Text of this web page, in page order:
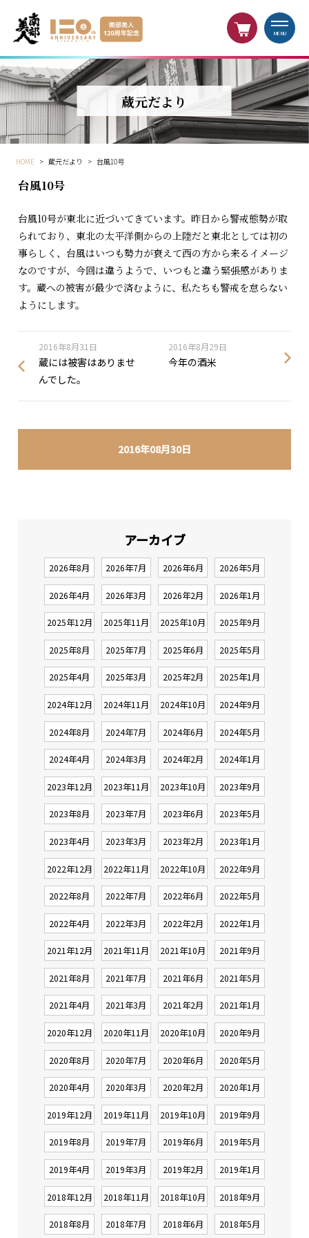
MENU
蔵元だより
HOME > 蔵元だより > 台風10号
2016年08月30日
台風10号
台風10号が東北に近づいてきています。昨日から警戒態勢が取
られており、東北の太平洋側からの上陸だと東北としては初の
事らしく、台風はいつも勢力が衰えて西の方から来るイメージ
なのですが、今回は違うようで、いつもと違う緊張感がありま
す。蔵への被害が最少で済むように、私たちも警戒を怠らない
ようにします。
2016年8月31日
蔵には被害はありませ
んでした。
2016年8月29日
今年の酒米
アーカイブ
2026年8月 2026年7月 2026年6月 2026年5月
2026年4月 2026年3月 2026年2月 2026年1月
2025年12月 2025年11月 2025年10月 2025年9月
2025年8月 2025年7月 2025年6月 2025年5月
2025年4月 2025年3月 2025年2月 2025年1月
2024年12月 2024年11月 2024年10月 2024年9月
2024年8月 2024年7月 2024年6月 2024年5月
2024年4月 2024年3月 2024年2月 2024年1月
2023年12月 2023年11月 2023年10月 2023年9月
2023年8月 2023年7月 2023年6月 2023年5月
2023年4月 2023年3月 2023年2月 2023年1月
2022年12月 2022年11月 2022年10月 2022年9月
2022年8月 2022年7月 2022年6月 2022年5月
2022年4月 2022年3月 2022年2月 2022年1月
2021年12月 2021年11月 2021年10月 2021年9月
2021年8月 2021年7月 2021年6月 2021年5月
2021年4月 2021年3月 2021年2月 2021年1月
2020年12月 2020年11月 2020年10月 2020年9月
2020年8月 2020年7月 2020年6月 2020年5月
2020年4月 2020年3月 2020年2月 2020年1月
2019年12月 2019年11月 2019年10月 2019年9月
2019年8月 2019年7月 2019年6月 2019年5月
2019年4月 2019年3月 2019年2月 2019年1月
2018年12月 2018年11月 2018年10月 2018年9月
2018年8月 2018年7月 2018年6月 2018年5月